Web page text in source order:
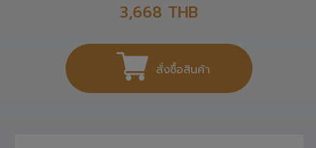
3,668 THB
สั่งซื้อสินค้า